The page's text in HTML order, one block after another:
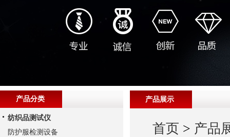
产品展示
首页 > 产品
产品分类
纺织品测试仪
防护服检测设备